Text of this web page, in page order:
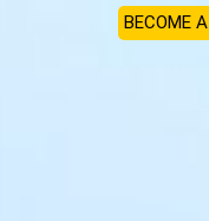
BECOME